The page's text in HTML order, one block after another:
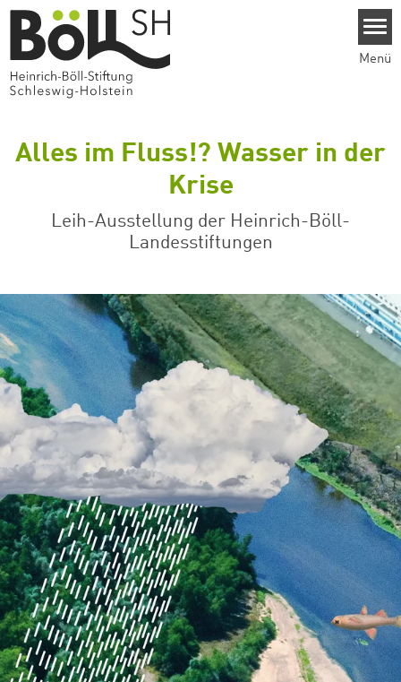
Direkt zum Inhalt
Menü
Alles im Fluss!? Wasser in der
Krise
Leih-Ausstellung der Heinrich-Böll-
Landesstiftungen